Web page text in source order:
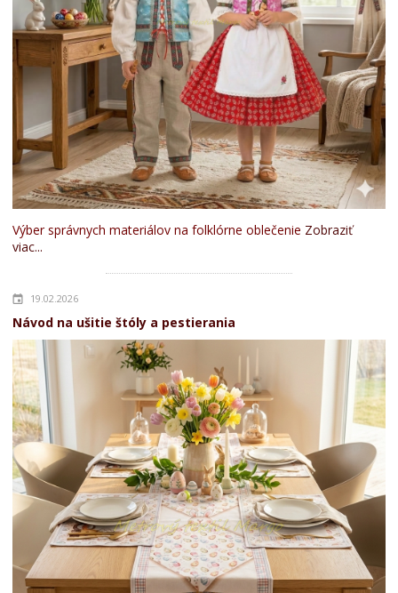
Výber správnych materiálov na folklórne oblečenie Zobraziť
viac...
19.02.2026
Návod na ušitie štóly a pestierania